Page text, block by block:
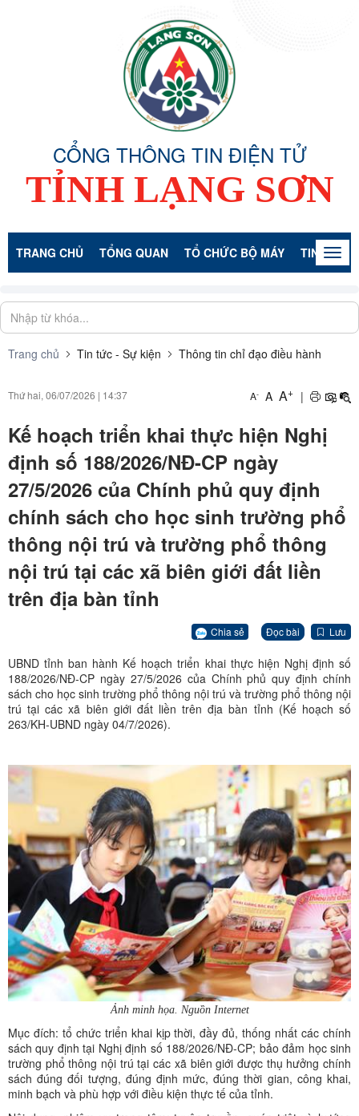
CỔNG THÔNG TIN ĐIỆN TỬ
TỈNH LẠNG SƠN
TRANG CHỦ TỔNG QUAN TỔ CHỨC BỘ MÁY TIN TỨC -
Trang chủ Tin tức - Sự kiện Thông tin chỉ đạo điều hành
Thứ hai, 06/07/2026 | 14:37 A- A A+ |
Kế hoạch triển khai thực hiện Nghị
định số 188/2026/NĐ-CP ngày
27/5/2026 của Chính phủ quy định
chính sách cho học sinh trường phổ
thông nội trú và trường phổ thông
nội trú tại các xã biên giới đất liền
trên địa bàn tỉnh
Chia sẻ Đọc bài Lưu
UBND tỉnh ban hành Kế hoạch triển khai thực hiện Nghị định số
188/2026/NĐ-CP ngày 27/5/2026 của Chính phủ quy định chính
sách cho học sinh trường phổ thông nội trú và trường phổ thông nội
trú tại các xã biên giới đất liền trên địa bàn tỉnh (Kế hoạch số
263/KH-UBND ngày 04/7/2026).
Ảnh minh họa. Nguồn Internet
Mục đích: tổ chức triển khai kịp thời, đầy đủ, thống nhất các chính
sách quy định tại Nghị định số 188/2026/NĐ-CP; bảo đảm học sinh
trường phổ thông nội trú tại các xã biên giới được thụ hưởng chính
sách đúng đối tượng, đúng định mức, đúng thời gian, công khai,
minh bạch và phù hợp với điều kiện thực tế của tỉnh.